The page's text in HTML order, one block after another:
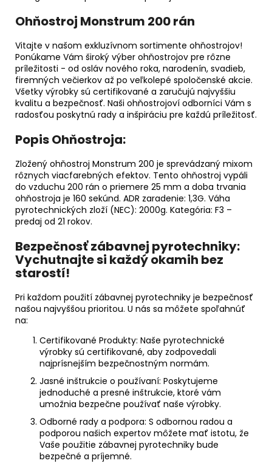
Ohňostroj Monstrum 200 rán
Vitajte v našom exkluzívnom sortimente ohňostrojov!
Ponúkame Vám široký výber ohňostrojov pre rôzne
príležitosti - od osláv nového roka, narodenín, svadieb,
firemných večierkov až po veľkolepé spoločenské akcie.
Všetky výrobky sú certifikované a zaručujú najvyššiu
kvalitu a bezpečnosť. Naši ohňostrojoví odborníci Vám s
radosťou poskytnú rady a inšpiráciu pre každú príležitosť.
Popis Ohňostroja:
Zložený ohňostroj Monstrum 200 je sprevádzaný mixom
rôznych viacfarebných efektov. Tento ohňostroj vypáli
do vzduchu 200 rán o priemere 25 mm a doba trvania
ohňostroja je 160 sekúnd. ADR zaradenie: 1,3G. Váha
pyrotechnických zloží (NEC): 2000g. Kategória: F3 –
predaj od 21 rokov.
Bezpečnosť zábavnej pyrotechniky:
Vychutnajte si každý okamih bez
starostí!
Pri každom použití zábavnej pyrotechniky je bezpečnosť
našou najvyššou prioritou. U nás sa môžete spoľahnúť
na:
Certifikované Produkty: Naše pyrotechnické
výrobky sú certifikované, aby zodpovedali
najprísnejším bezpečnostným normám.
Jasné inštrukcie o používaní: Poskytujeme
jednoduché a presné inštrukcie, ktoré vám
umožnia bezpečne používať naše výrobky.
Odborné rady a podpora: S odbornou radou a
podporou našich expertov môžete mať istotu, že
Vaše použitie zábavnej pyrotechniky bude
bezpečné a príjemné.